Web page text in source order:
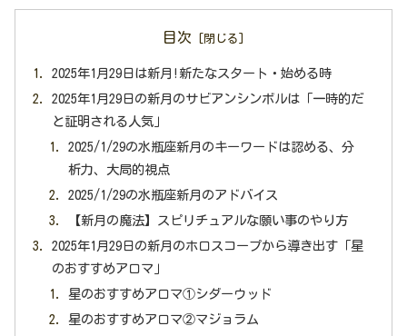
目次
2025年1月29日は新月!新たなスタート・始める時
2025年1月29日の新月のサビアンシンボルは「一時的だ
と証明される人気」
2025/1/29の水瓶座新月のキーワードは認める、分
析力、大局的視点
2025/1/29の水瓶座新月のアドバイス
【新月の魔法】スピリチュアルな願い事のやり方
2025年1月29日の新月のホロスコープから導き出す「星
のおすすめアロマ」
星のおすすめアロマ①シダーウッド
星のおすすめアロマ②マジョラム